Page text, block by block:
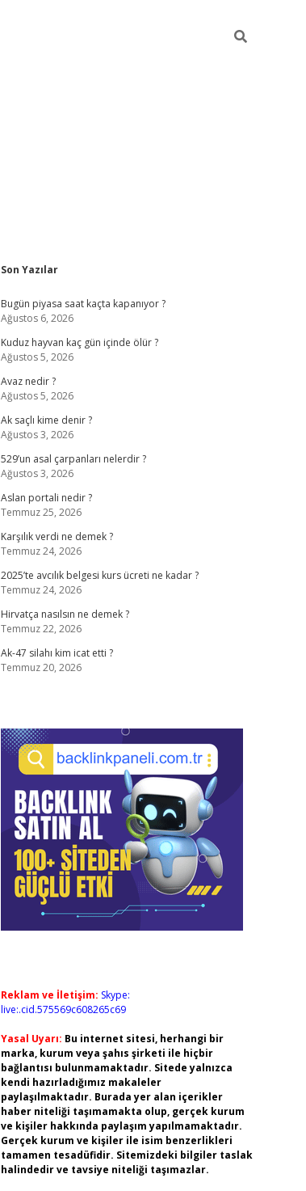
Sidebar
Son Yazılar
Bugün piyasa saat kaçta kapanıyor ?
Ağustos 6, 2026
Kuduz hayvan kaç gün içinde ölür ?
Ağustos 5, 2026
Avaz nedir ?
Ağustos 5, 2026
Ak saçlı kime denir ?
Ağustos 3, 2026
529’un asal çarpanları nelerdir ?
Ağustos 3, 2026
Aslan portali nedir ?
Temmuz 25, 2026
Karşılık verdi ne demek ?
Temmuz 24, 2026
2025’te avcılık belgesi kurs ücreti ne kadar ?
Temmuz 24, 2026
Hirvatça nasılsın ne demek ?
Temmuz 22, 2026
Ak-47 silahı kim icat etti ?
Temmuz 20, 2026
Reklam ve İletişim: Skype:
live:.cid.575569c608265c69
Yasal Uyarı: Bu internet sitesi, herhangi bir
marka, kurum veya şahıs şirketi ile hiçbir
bağlantısı bulunmamaktadır. Sitede yalnızca
kendi hazırladığımız makaleler
paylaşılmaktadır. Burada yer alan içerikler
haber niteliği taşımamakta olup, gerçek kurum
ve kişiler hakkında paylaşım yapılmamaktadır.
Gerçek kurum ve kişiler ile isim benzerlikleri
tamamen tesadüfidir. Sitemizdeki bilgiler taslak
halindedir ve tavsiye niteliği taşımazlar.